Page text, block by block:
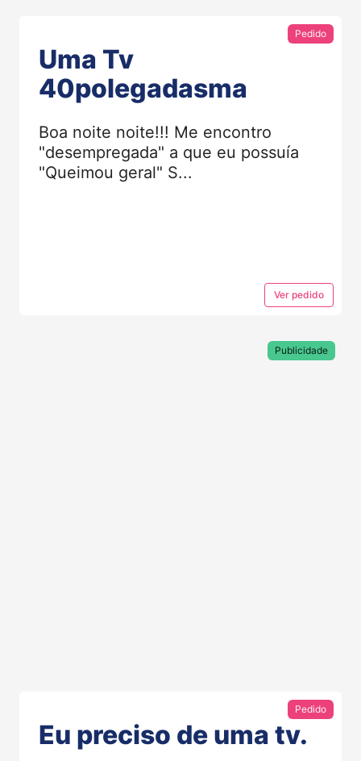
Pedido
Uma Tv
40polegadasma
Boa noite noite!!! Me encontro
"desempregada" a que eu possuía
"Queimou geral" S...
Ver pedido
Publicidade
Pedido
Eu preciso de uma tv.